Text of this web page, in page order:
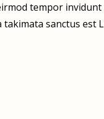
tempor
sanctus est